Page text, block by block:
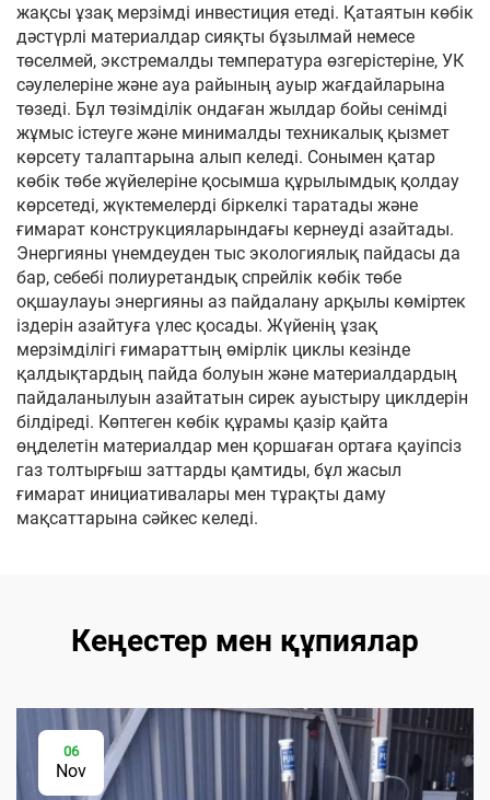
жақсы ұзақ мерзімді инвестиция етеді. Қатаятын көбік
дәстүрлі материалдар сияқты бұзылмай немесе
төселмей, экстремалды температура өзгерістеріне, УК
сәулелеріне және ауа райының ауыр жағдайларына
төзеді. Бұл төзімділік ондаған жылдар бойы сенімді
жұмыс істеуге және минималды техникалық қызмет
көрсету талаптарына алып келеді. Сонымен қатар
көбік төбе жүйелеріне қосымша құрылымдық қолдау
көрсетеді, жүктемелерді біркелкі таратады және
ғимарат конструкцияларындағы кернеуді азайтады.
Энергияны үнемдеуден тыс экологиялық пайдасы да
бар, себебі полиуретандық спрейлік көбік төбе
оқшаулауы энергияны аз пайдалану арқылы көміртек
іздерін азайтуға үлес қосады. Жүйенің ұзақ
мерзімділігі ғимараттың өмірлік циклы кезінде
қалдықтардың пайда болуын және материалдардың
пайдаланылуын азайтатын сирек ауыстыру циклдерін
білдіреді. Көптеген көбік құрамы қазір қайта
өңделетін материалдар мен қоршаған ортаға қауіпсіз
газ толтырғыш заттарды қамтиды, бұл жасыл
ғимарат инициативалары мен тұрақты даму
мақсаттарына сәйкес келеді.
Кеңестер мен құпиялар
06
Nov